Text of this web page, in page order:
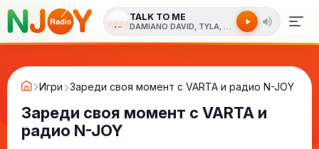
TALK TO ME
DAMIANO DAVID, TYLA, NILE RODGERS
Игри Зареди своя момент с VARTA и радио N-JOY
Зареди своя момент с VARTA и
радио N-JOY